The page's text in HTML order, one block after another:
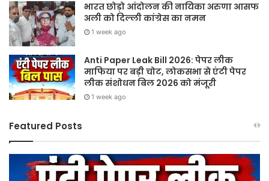
भारत छोड़ो आंदोलन की नायिका अरुणा आसफ
अली को दिल्ली कांग्रेस का नमन
1 week ago
Anti Paper Leak Bill 2026: पेपर लीक
माफिया पर बड़ी चोट, लोकसभा से एंटी पेपर
लीक संशोधन बिल 2026 को मंजूरी
1 week ago
Featured Posts
Sawan
2026: